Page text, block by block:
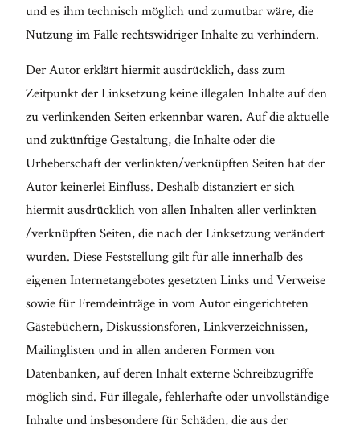
und es ihm technisch möglich und zumutbar wäre, die
Nutzung im Falle rechtswidriger Inhalte zu verhindern.
Der Autor erklärt hiermit ausdrücklich, dass zum
Zeitpunkt der Linksetzung keine illegalen Inhalte auf den
zu verlinkenden Seiten erkennbar waren. Auf die aktuelle
und zukünftige Gestaltung, die Inhalte oder die
Urheberschaft der verlinkten/verknüpften Seiten hat der
Autor keinerlei Einfluss. Deshalb distanziert er sich
hiermit ausdrücklich von allen Inhalten aller verlinkten
/verknüpften Seiten, die nach der Linksetzung verändert
wurden. Diese Feststellung gilt für alle innerhalb des
eigenen Internetangebotes gesetzten Links und Verweise
sowie für Fremdeinträge in vom Autor eingerichteten
Gästebüchern, Diskussionsforen, Linkverzeichnissen,
Mailinglisten und in allen anderen Formen von
Datenbanken, auf deren Inhalt externe Schreibzugriffe
möglich sind. Für illegale, fehlerhafte oder unvollständige
Inhalte und insbesondere für Schäden, die aus der